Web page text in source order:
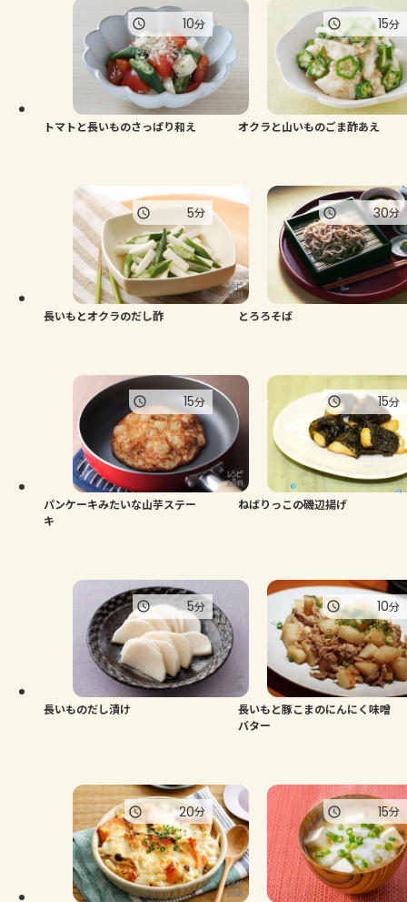
トマトと長いものさっぱり和え
10分
オクラと山いものごま酢あえ
15分
長いもとオクラのだし酢
5分
とろろそば
30分
パンケーキみたいな山芋ステー
キ
15分
ねばりっこの磯辺揚げ
15分
長いものだし漬け
5分
長いもと豚こまのにんにく味噌
バター
10分
20分 15分